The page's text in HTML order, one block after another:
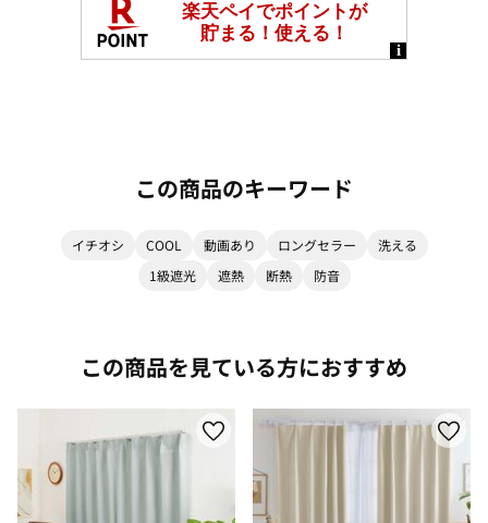
この商品のキーワード
イチオシ COOL 動画あり ロングセラー
洗える
1級遮光
遮熱 断熱 防音
この商品を見ている方におすすめ